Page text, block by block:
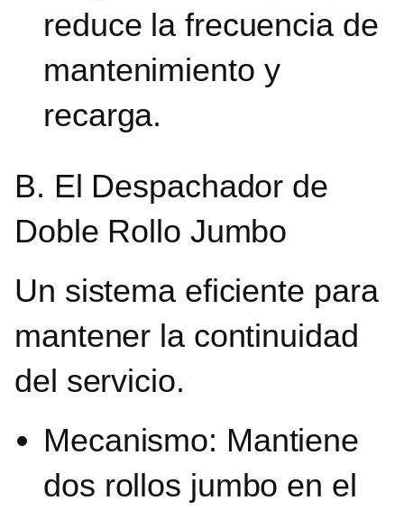
reduce la frecuencia de
mantenimiento y
recarga.
B. El Despachador de
Doble Rollo Jumbo
Un sistema eficiente para
mantener la continuidad
del servicio.
Mecanismo: Mantiene
dos rollos jumbo en el